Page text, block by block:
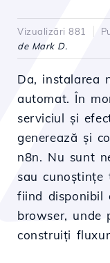
Vizualizări 881
de Mark D.
Da, instalarea
automat. În
serviciul și
generează și
n8n. Nu sunt
sau cunoștințe
fiind disponibil
browser, unde
construiți